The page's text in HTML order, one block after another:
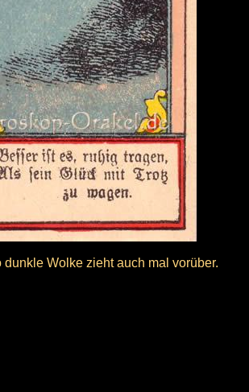
dunkle Wolke zieht auch mal vorüber.